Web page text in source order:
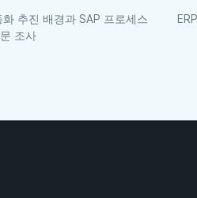
추진 배경과 SAP 프로세스
조사